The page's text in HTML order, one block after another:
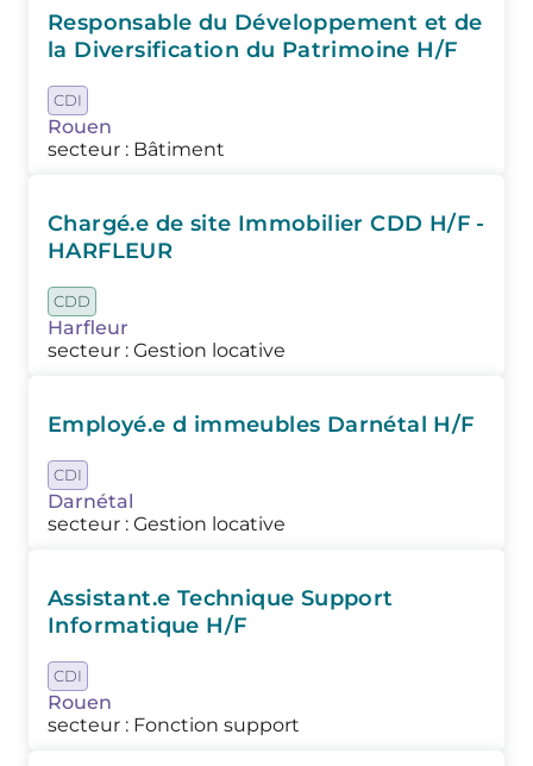
Responsable du Développement et de
la Diversification du Patrimoine H/F
CDI
Rouen
secteur : Bâtiment
Chargé.e de site Immobilier CDD H/F -
HARFLEUR
CDD
Harfleur
secteur : Gestion locative
Employé.e d immeubles Darnétal H/F
CDI
Darnétal
secteur : Gestion locative
Assistant.e Technique Support
Informatique H/F
CDI
Rouen
secteur : Fonction support